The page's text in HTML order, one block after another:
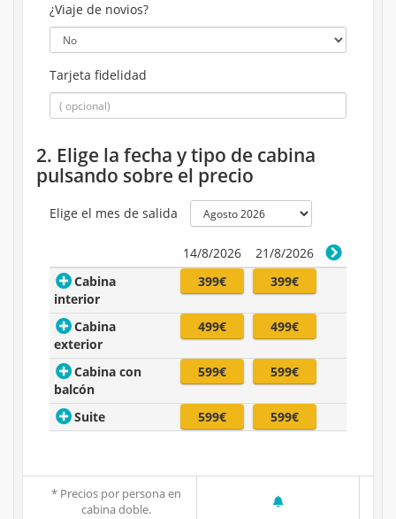
¿Viaje de novios?
Tarjeta fidelidad
2. Elige la fecha y tipo de cabina
pulsando sobre el precio
Elige el mes de salida
14/8/2026
21/8/2026
Cabina
interior
399€ 399€
Cabina
exterior
499€ 499€
Cabina con
balcón
599€ 599€
Suite 599€ 599€
* Precios por persona en
cabina doble.